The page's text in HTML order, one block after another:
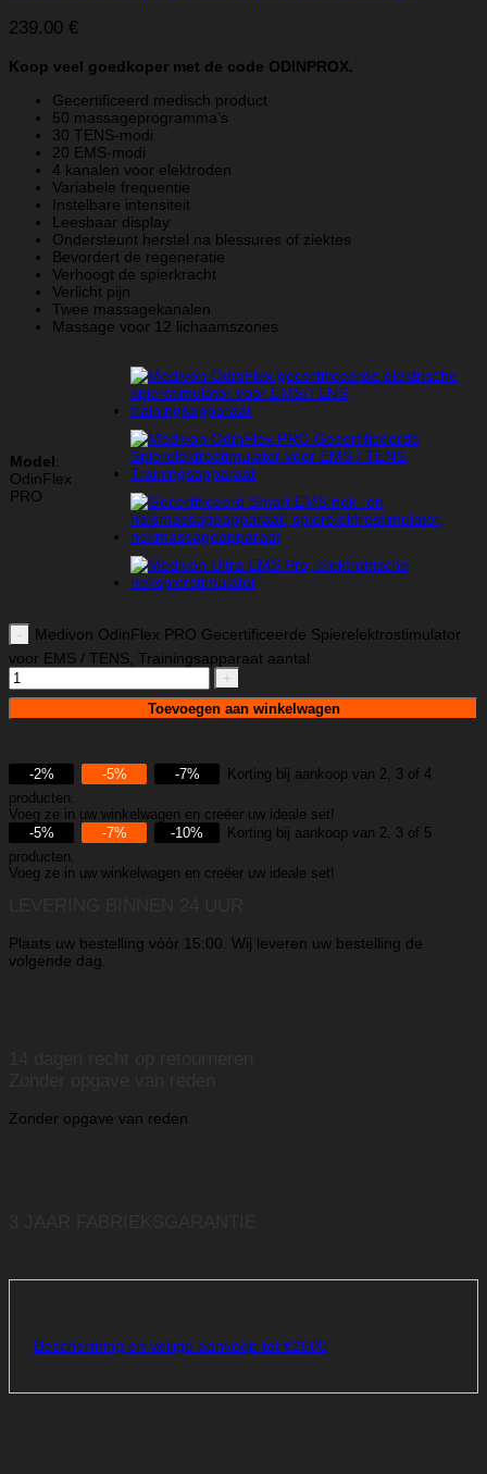
239.00 €
Koop veel goedkoper met de code ODINPROX.
Gecertificeerd medisch product
50 massageprogramma’s
30 TENS-modi
20 EMS-modi
4 kanalen voor elektroden
Variabele frequentie
Instelbare intensiteit
Leesbaar display
Ondersteunt herstel na blessures of ziektes
Bevordert de regeneratie
Verhoogt de spierkracht
Verlicht pijn
Twee massagekanalen
Massage voor 12 lichaamszones
Model:
OdinFlex
PRO
Medivon OdinFlex PRO Gecertificeerde Spierelektrostimulator
voor EMS / TENS, Trainingsapparaat aantal
Toevoegen aan winkelwagen
-2% -5% -7%
Korting bij aankoop van 2, 3 of 4
producten.
Voeg ze in uw winkelwagen en creëer uw ideale set!
-5%
-7% -10%
Korting bij aankoop van 2, 3 of 5
producten.
Voeg ze in uw winkelwagen en creëer uw ideale set!
Plaats uw bestelling vóór 15:00. Wij leveren uw bestelling de
volgende dag.
Zonder opgave van reden
Bescherming en veilige aankoop tot €2500